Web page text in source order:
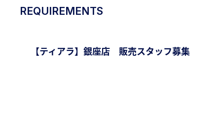
REQUIREMENTS
【ティアラ】銀座店 販売スタッフ募集